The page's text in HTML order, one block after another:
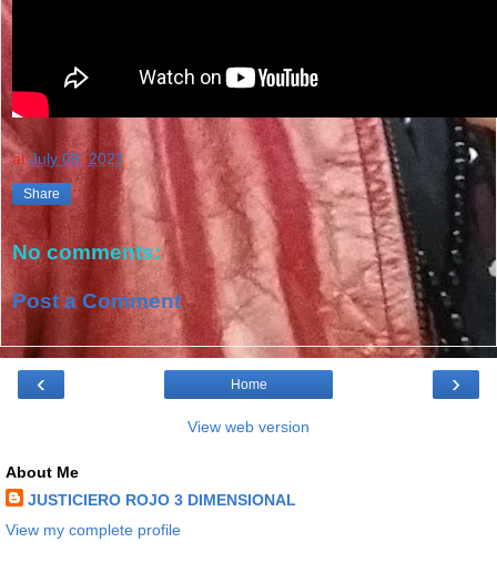
atJuly 08, 2021
Share
No comments:
Post a Comment
‹ ›
Home
View web version
About Me
JUSTICIERO ROJO 3 DIMENSIONAL
View my complete profile